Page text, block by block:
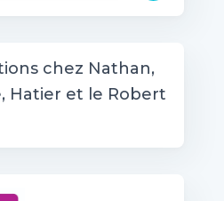
chez Nathan,
Hatier et le Robert